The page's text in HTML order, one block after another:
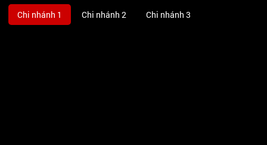
Chi nhánh 1 Chi nhánh 2 Chi nhánh 3